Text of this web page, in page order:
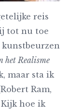
reis
tot nu toe
kunstbeurzen
het Realisme
maar sta ik
Ram,
hoe ik